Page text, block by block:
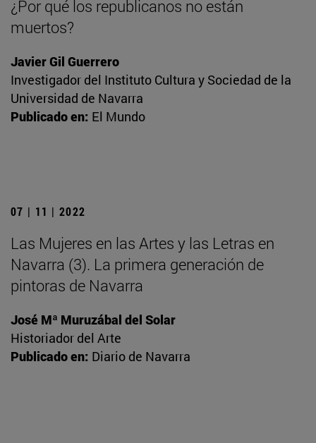
¿Por qué los republicanos no están
muertos?
Javier Gil Guerrero
Investigador del Instituto Cultura y Sociedad de la
Universidad de Navarra
Publicado en: El Mundo
07 | 11 | 2022
Las Mujeres en las Artes y las Letras en
Navarra (3). La primera generación de
pintoras de Navarra
José Mª Muruzábal del Solar
Historiador del Arte
Publicado en: Diario de Navarra